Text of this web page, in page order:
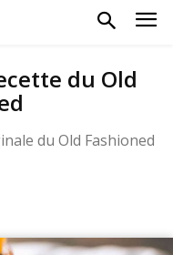
du Old
du Old Fashioned